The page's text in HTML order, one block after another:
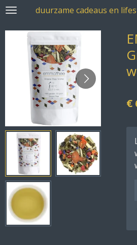
Ga
hoofdinhoud
duurzame cadeaus en
€